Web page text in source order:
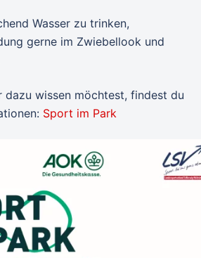
Wasser zu trinken,
gerne im Zwiebellook und
dazu wissen möchtest, findest du
Sport im Park